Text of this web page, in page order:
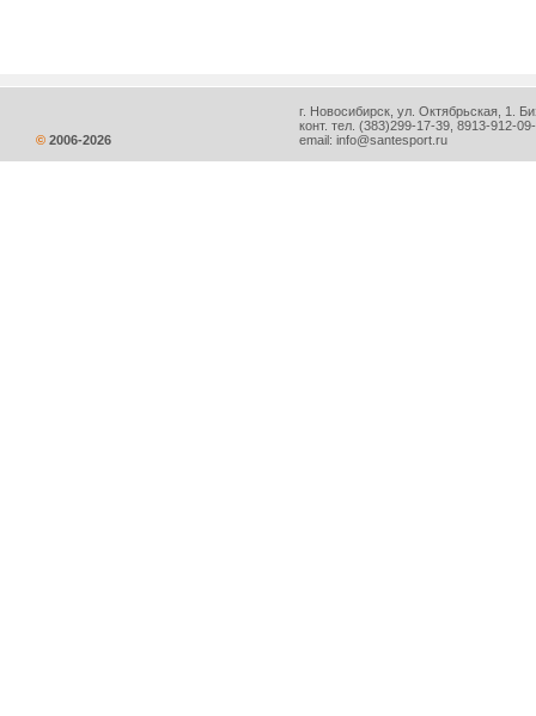
© 2006-2026
г. Новосибирск, ул. Октябрьская, 1.
конт. тел. (383)299-17-39 , 8913-912-
email: info@santesport.ru